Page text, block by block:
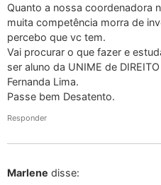
Quanto a nossa coordenadora
muita competência morra de
percebo que vc tem.
Vai procurar o que fazer e
ser aluno da UNIME de
Fernanda Lima.
Passe bem Desatento.
Responder
Marlene disse: